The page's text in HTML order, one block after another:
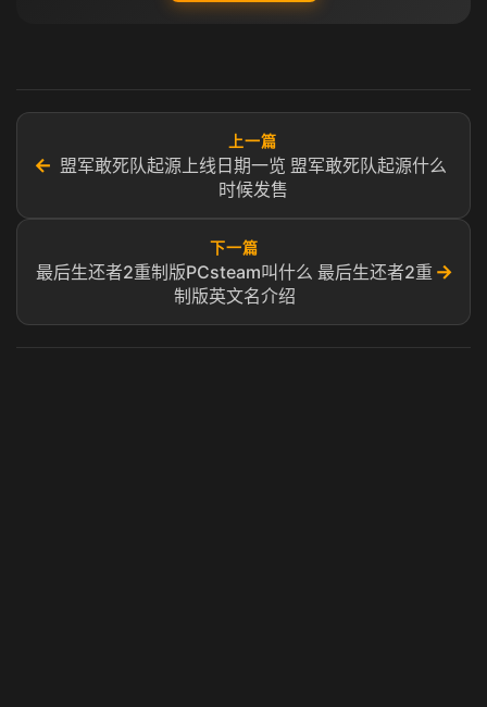
←
上一篇
盟军敢死队起源上线日期一览 盟军敢死队起源什么
时候发售
下一篇
最后生还者2重制版PCsteam叫什么 最后生还者2重
制版英文名介绍
→